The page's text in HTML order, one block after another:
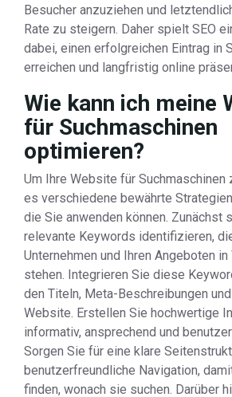
Besucher anzuziehen und
Rate zu steigern. Daher spielt SEO
dabei, einen erfolgreichen Eintrag in
erreichen und langfristig online
Wie kann ich meine
für Suchmaschinen
optimieren?
Um Ihre Website für Suchmaschinen
es verschiedene bewährte
die Sie anwenden können. Zunächst
relevante Keywords identifizieren,
Unternehmen und Ihren Angeboten in
stehen. Integrieren Sie diese
den Titeln, Meta-Beschreibungen
Website. Erstellen Sie hochwertige
informativ, ansprechend und
Sorgen Sie für eine klare
benutzerfreundliche Navigation,
finden, wonach sie suchen. Darüber